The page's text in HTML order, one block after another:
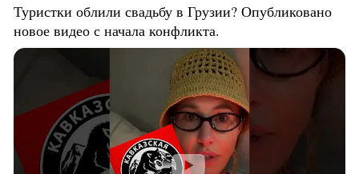
Туристки облили свадьбу в Грузии? Опубликовано
новое видео с начала конфликта.